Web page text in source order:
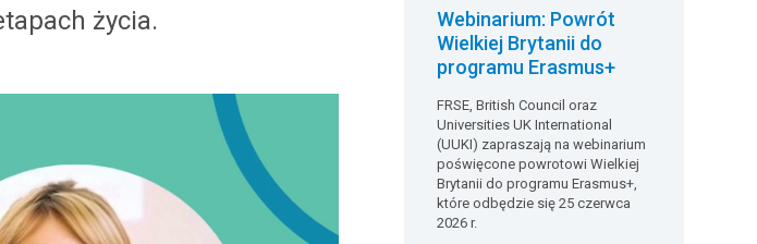
życia.
Webinarium: Powrót
Wielkiej Brytanii do
programu Erasmus+
FRSE, British Council oraz
Universities UK International
(UUKI) zapraszają na webinarium
poświęcone powrotowi Wielkiej
Brytanii do programu Erasmus+,
które odbędzie się 25 czerwca
2026 r.